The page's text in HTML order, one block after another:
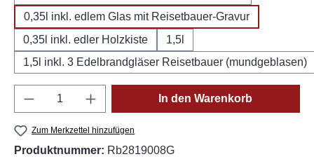
0,35l inkl. edlem Glas mit Reisetbauer-Gravur
0,35l inkl. edler Holzkiste
1,5l
1,5l inkl. 3 Edelbrandgläser Reisetbauer (mundgeblasen)
Produkt Anzahl: Gib den gewünschten
In den Warenkorb
Zum Merkzettel hinzufügen
Produktnummer: Rb2819008G